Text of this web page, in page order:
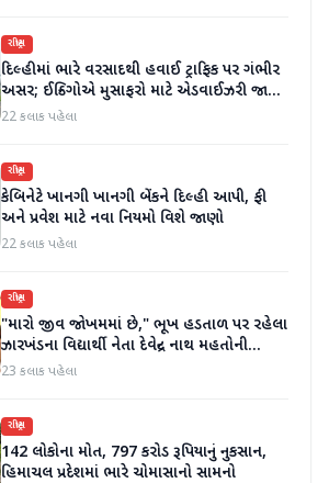
રાષ્ટ્રીય
દિલ્હીમાં ભારે વરસાદથી હવાઈ ટ્રાફિક પર ગંભીર
અસર; ઈન્ડિગોએ મુસાફરો માટે એડવાઈઝરી જાહેર
કરી
22 કલાક પહેલા
રાષ્ટ્રીય
કેબિનેટે ખાનગી ખાનગી બેંકને દિલ્હી આપી, ફી
અને પ્રવેશ માટે નવા નિયમો વિશે જાણો
22 કલાક પહેલા
રાષ્ટ્રીય
"મારો જીવ જોખમમાં છે," ભૂખ હડતાળ પર રહેલા
ઝારખંડના વિદ્યાર્થી નેતા દેવેન્દ્ર નાથ મહતોની
તબિયત ખરાબ
23 કલાક પહેલા
રાષ્ટ્રીય
142 લોકોના મોત, 797 કરોડ રૂપિયાનું નુકસાન,
હિમાચલ પ્રદેશમાં ભારે ચોમાસાનો સામનો